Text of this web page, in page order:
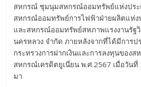
สหกรณ์ ชุมนุมสหกรณ์ออมทรัพย์แห่งประ
สหกรณ์ออมทรัพย์การไฟฟ้าฝ่ายผลิตแห่ง
และสหกรณ์ออมทรัพย์สหภาพแรงงานรัฐ
นครหลวง จำกัด ภายหลังจากที่ได้มีการป
กระทรวงการฝากเงินและการลงทุนของ
สหกรณ์เครดิตยูเนี่ยน พ.ศ.2567 เมื่อวันที่
มา